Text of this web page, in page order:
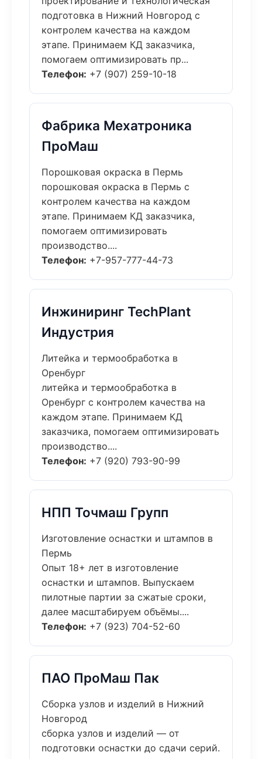
подготовка в Нижний Новгород с
контролем качества на каждом
этапе. Принимаем КД заказчика,
помогаем оптимизировать пр...
Телефон: +7 (907) 259-10-18
Фабрика Мехатроника
ПроМаш
Порошковая окраска в Пермь
порошковая окраска в Пермь с
контролем качества на каждом
этапе. Принимаем КД заказчика,
помогаем оптимизировать
производство....
Телефон: +7-957-777-44-73
Инжиниринг TechPlant
Индустрия
Литейка и термообработка в
Оренбург
литейка и термообработка в
Оренбург с контролем качества на
каждом этапе. Принимаем КД
заказчика, помогаем оптимизировать
производство....
Телефон: +7 (920) 793-90-99
НПП Точмаш Групп
Изготовление оснастки и штампов в
Пермь
Опыт 18+ лет в изготовление
оснастки и штампов. Выпускаем
пилотные партии за сжатые сроки,
далее масштабируем объёмы....
Телефон: +7 (923) 704-52-60
ПАО ПроМаш Пак
Сборка узлов и изделий в Нижний
Новгород
сборка узлов и изделий — от
подготовки оснастки до сдачи серий.